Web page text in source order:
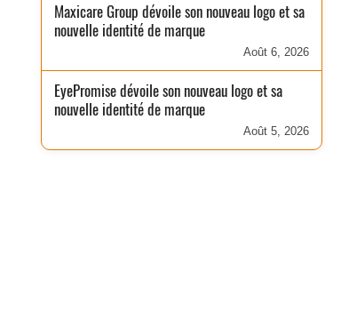
Maxicare Group dévoile son nouveau logo et sa
nouvelle identité de marque
Août 6, 2026
EyePromise dévoile son nouveau logo et sa
nouvelle identité de marque
Août 5, 2026